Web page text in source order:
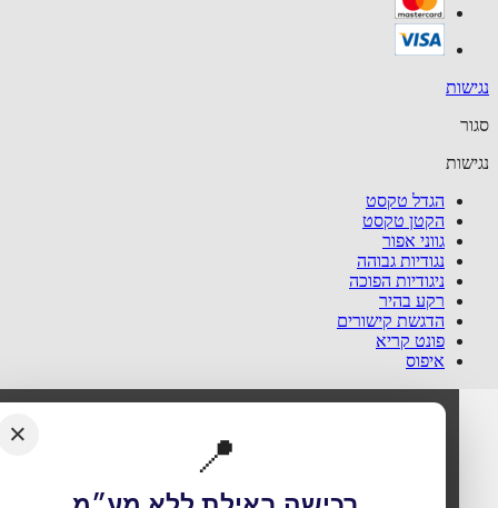
הגדל טקסט
הקטן טקסט
גווני אפור
נגודיות גבוהה
ניגודיות הפוכה
רקע בהיר
הדגשת קישורים
פונט קריא
איפוס
📍